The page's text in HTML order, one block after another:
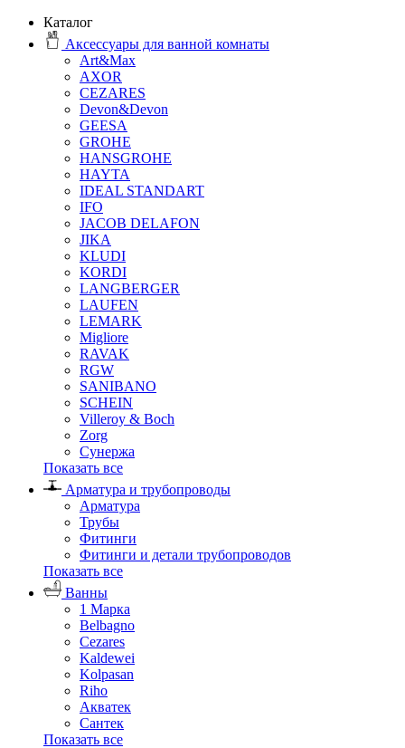
Каталог
Аксессуары для ванной комнаты
Art&Max
AXOR
CEZARES
Devon&Devon
GEESA
GROHE
HANSGROHE
HAYTA
IDEAL STANDART
IFO
JACOB DELAFON
JIKA
KLUDI
KORDI
LANGBERGER
LAUFEN
LEMARK
Migliore
RAVAK
RGW
SANIBANO
SCHEIN
Villeroy & Boch
Zorg
Сунержа
Показать все
Арматура и трубопроводы
Арматура
Трубы
Фитинги
Фитинги и детали трубопроводов
Показать все
Ванны
1 Марка
Belbagno
Cezares
Kaldewei
Kolpasan
Riho
Акватек
Сантек
Показать все